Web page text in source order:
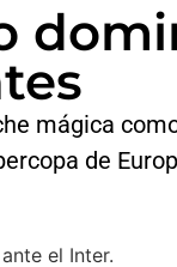
mágica
de